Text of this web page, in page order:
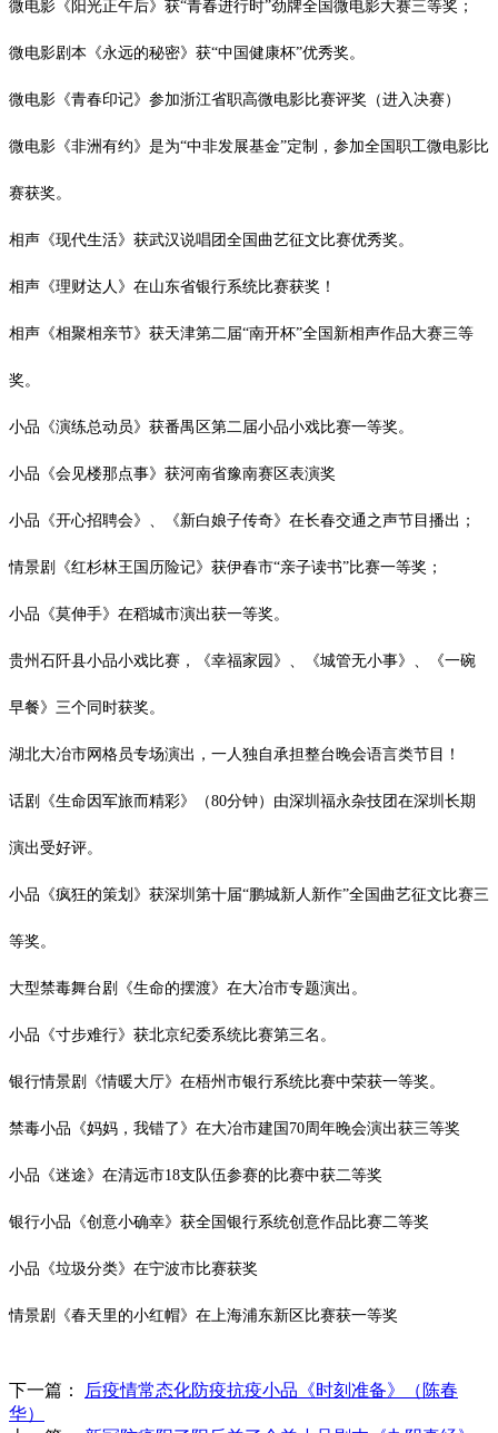
微电影《阳光正午后》获“青春进行时”劲牌全国微电影大赛三等奖；
微电影剧本《永远的秘密》获“中国健康杯”优秀奖。
微电影《青春印记》参加浙江省职高微电影比赛评奖（进入决赛）
微电影《非洲有约》是为“中非发展基金”定制，参加全国职工微电影比
赛获奖。
相声《现代生活》获武汉说唱团全国曲艺征文比赛优秀奖。
相声《理财达人》在山东省银行系统比赛获奖！
相声《相聚相亲节》获天津第二届“南开杯”全国新相声作品大赛三等
奖。
小品《演练总动员》获番禺区第二届小品小戏比赛一等奖。
小品《会见楼那点事》获河南省豫南赛区表演奖
小品《开心招聘会》、《新白娘子传奇》在长春交通之声节目播出；
情景剧《红杉林王国历险记》获伊春市“亲子读书”比赛一等奖；
小品《莫伸手》在稻城市演出获一等奖。
贵州石阡县小品小戏比赛，《幸福家园》、《城管无小事》、《一碗
早餐》三个同时获奖。
湖北大冶市网格员专场演出，一人独自承担整台晚会语言类节目！
话剧《生命因军旅而精彩》（80分钟）由深圳福永杂技团在深圳长期
演出受好评。
小品《疯狂的策划》获深圳第十届“鹏城新人新作”全国曲艺征文比赛三
等奖。
大型禁毒舞台剧《生命的摆渡》在大冶市专题演出。
小品《寸步难行》获北京纪委系统比赛第三名。
银行情景剧《情暖大厅》在梧州市银行系统比赛中荣获一等奖。
禁毒小品《妈妈，我错了》在大冶市建国 70周年晚会演出获三等奖
小品《迷途》在清远市18支队伍参赛的比赛中获二等奖
银行小品《创意小确幸》获全国银行系统创意作品比赛二等奖
小品《垃圾分类》在宁波市比赛获奖
情景剧《春天里的小红帽》在上海浦东新区比赛获一等奖
下一篇：
后疫情常态化防疫抗疫小品《时刻准备》（陈春
华）